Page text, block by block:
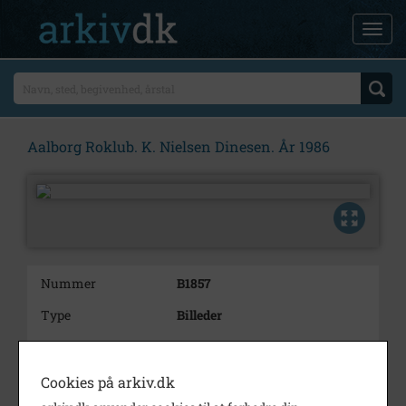
Aalborg Roklub. K. Nielsen Dinesen. År 1986
Nummer
B1857
Type
Billeder
Beskrivelse
Assurandør K. Nielsen Dinesen.
Cookies på arkiv.dk